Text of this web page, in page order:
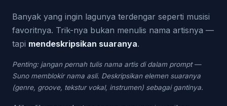
Banyak yang ingin lagunya terdengar seperti musisi
favoritnya. Trik-nya bukan menulis nama artisnya —
tapi mendeskripsikan suaranya.
Penting: jangan pernah tulis nama artis di dalam prompt —
Suno memblokir nama asli. Deskripsikan elemen suaranya
(genre, groove, tekstur vokal, instrumen) sebagai gantinya.